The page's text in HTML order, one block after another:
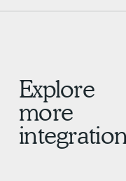
Explore
more